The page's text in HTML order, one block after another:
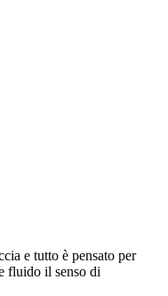
e tutto è pensato per
fluido il senso di